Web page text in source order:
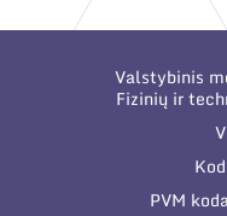
Valstybinis
Fizinių ir
PVM